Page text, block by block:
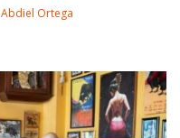
Abdiel Ortega